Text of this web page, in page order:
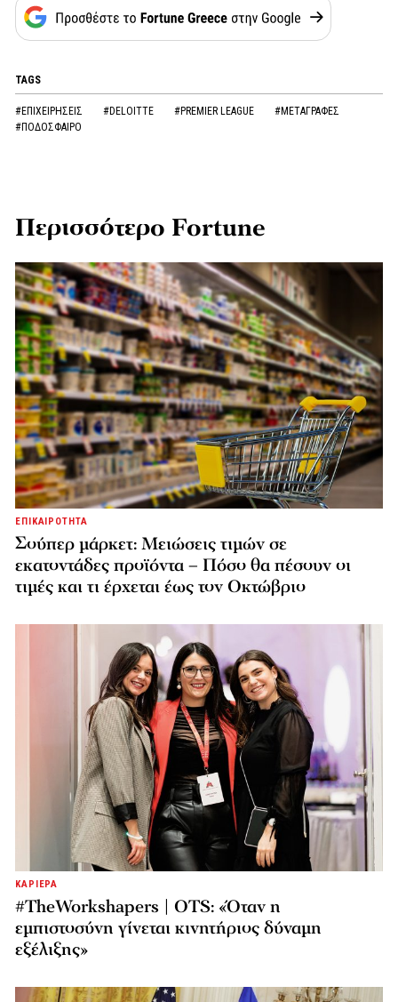
TAGS
#ΕΠΙΧΕΙΡΗΣΕΙΣ #DELOITTE #PREMIER LEAGUE
#ΜΕΤΑΓΡΑΦΕΣ
#ΠΟΔΟΣΦΑΙΡΟ
Περισσότερο Fortune
ΕΠΙΚΑΙΡΟΤΗΤΑ
Σούπερ μάρκετ: Μειώσεις τιμών σε
εκατοντάδες προϊόντα – Πόσο θα πέσουν οι
τιμές και τι έρχεται έως τον Οκτώβριο
ΚΑΡΙΕΡΑ
#TheWorkshapers | OTS: «Όταν η
εμπιστοσύνη γίνεται κινητήριος δύναμη
εξέλιξης»